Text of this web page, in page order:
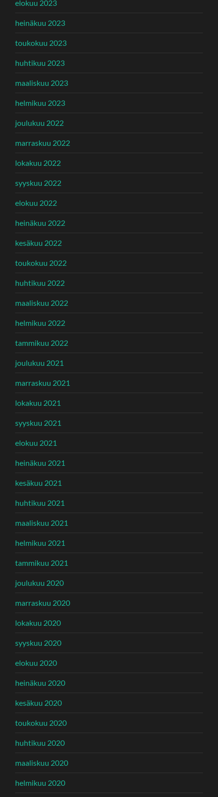
elokuu 2023
heinäkuu 2023
toukokuu 2023
huhtikuu 2023
maaliskuu 2023
helmikuu 2023
joulukuu 2022
marraskuu 2022
lokakuu 2022
syyskuu 2022
elokuu 2022
heinäkuu 2022
kesäkuu 2022
toukokuu 2022
huhtikuu 2022
maaliskuu 2022
helmikuu 2022
tammikuu 2022
joulukuu 2021
marraskuu 2021
lokakuu 2021
syyskuu 2021
elokuu 2021
heinäkuu 2021
kesäkuu 2021
huhtikuu 2021
maaliskuu 2021
helmikuu 2021
tammikuu 2021
joulukuu 2020
marraskuu 2020
lokakuu 2020
syyskuu 2020
elokuu 2020
heinäkuu 2020
kesäkuu 2020
toukokuu 2020
huhtikuu 2020
maaliskuu 2020
helmikuu 2020